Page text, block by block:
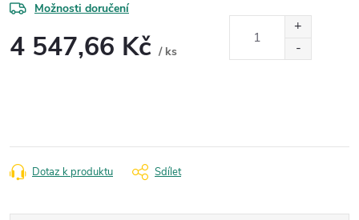
Možnosti doručení
4 547,66 Kč / ks
Dotaz k produktu Sdílet